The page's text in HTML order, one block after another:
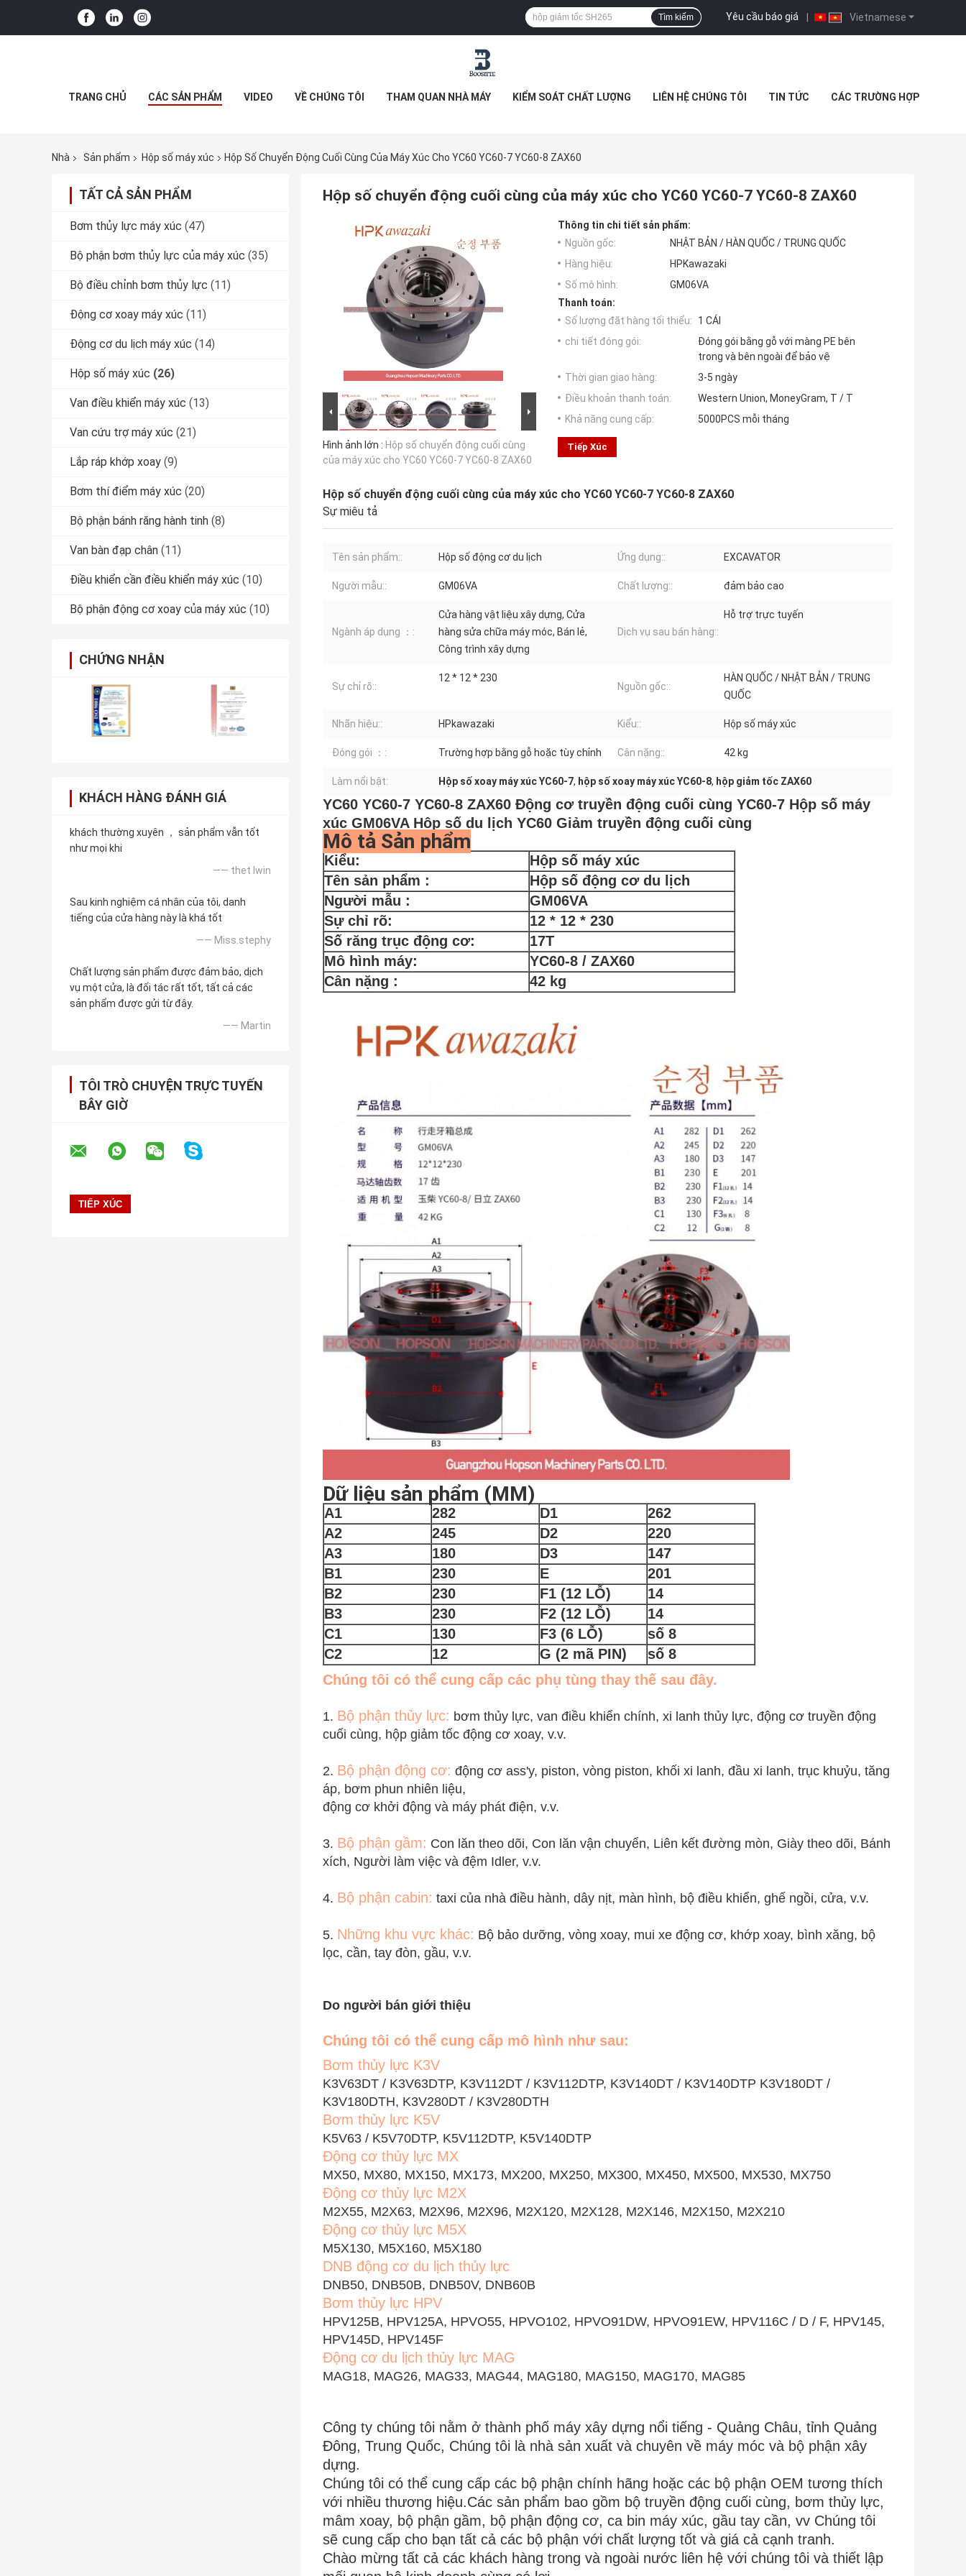
Vietnamese
Yêu cầu báo giá |
Tìm kiếm
TRANG CHỦ CÁC SẢN PHẨM VIDEO VỀ CHÚNG TÔI THAM QUAN NHÀ MÁY KIỂM SOÁT CHẤT LƯỢNG LIÊN HỆ CHÚNG TÔI TIN TỨC CÁC TRƯỜNG HỢP
Nhà Sản phẩm Hộp số máy xúc Hộp Số Chuyển Động Cuối Cùng Của Máy Xúc Cho YC60 YC60-7 YC60-8 ZAX60
TẤT CẢ SẢN PHẨM
Bơm thủy lực máy xúc (47)
Bộ phận bơm thủy lực của máy xúc (35)
Bộ điều chỉnh bơm thủy lực (11)
Động cơ xoay máy xúc (11)
Động cơ du lịch máy xúc (14)
Hộp số máy xúc (26)
Van điều khiển máy xúc (13)
Van cứu trợ máy xúc (21)
Lắp ráp khớp xoay (9)
Bơm thí điểm máy xúc (20)
Bộ phận bánh răng hành tinh (8)
Van bàn đạp chân (11)
Điều khiển cần điều khiển máy xúc (10)
Bộ phận động cơ xoay của máy xúc (10)
CHỨNG NHẬN
KHÁCH HÀNG ĐÁNH GIÁ
khách thường xuyên ， sản phẩm vẫn tốt
như mọi khi
—— thet lwin
Sau kinh nghiệm cá nhân của tôi, danh
tiếng của cửa hàng này là khá tốt
—— Miss.stephy
Chất lượng sản phẩm được đảm bảo, dịch
vụ một cửa, là đối tác rất tốt, tất cả các
sản phẩm được gửi từ đây.
—— Martin
TÔI TRÒ CHUYỆN TRỰC TUYẾN
BÂY GIỜ
Hộp số chuyển động cuối cùng của máy xúc cho YC60 YC60-7 YC60-8 ZAX60
Hình ảnh lớn : Hộp số chuyển động cuối cùng
của máy xúc cho YC60 YC60-7 YC60-8 ZAX60
Thông tin chi tiết sản phẩm:
Nguồn gốc:
NHẬT BẢN / HÀN QUỐC / TRUNG QUỐC
Hàng hiệu:
HPKawazaki
Số mô hình:
GM06VA
Thanh toán:
Số lượng đặt hàng tối thiểu:
1 CÁI
chi tiết đóng gói:
Đóng gói bằng gỗ với màng PE bên
trong và bên ngoài để bảo vệ
Thời gian giao hàng:
3-5 ngày
Điều khoản thanh toán:
Western Union, MoneyGram, T / T
Khả năng cung cấp:
5000PCS mỗi tháng
Tiếp Xúc
Hộp số chuyển động cuối cùng của máy xúc cho YC60 YC60-7 YC60-8 ZAX60
Sự miêu tả
Tên sản phẩm:: Hộp số động cơ du lịch Ứng dụng:: EXCAVATOR
Người mẫu:: GM06VA Chất lượng:: đảm bảo cao
Ngành áp dụng ：:
Cửa hàng vật liệu xây dựng, Cửa
hàng sửa chữa máy móc, Bán lẻ,
Công trình xây dựng
Dịch vụ sau bán hàng::
Hỗ trợ trực tuyến
Sự chỉ rõ::
12 * 12 * 230
Nguồn gốc::
HÀN QUỐC / NHẬT BẢN / TRUNG
QUỐC
Nhãn hiệu:: HPkawazaki Kiểu:: Hộp số máy xúc
Đóng gói ：: Trường hợp bằng gỗ hoặc tùy chỉnh Cân nặng:: 42 kg
Làm nổi bật: Hộp số xoay máy xúc YC60-7, hộp số xoay máy xúc YC60-8, hộp giảm tốc ZAX60
YC60 YC60-7 YC60-8 ZAX60 Động cơ truyền động cuối cùng YC60-7 Hộp số máy
xúc GM06VA Hộp số du lịch YC60 Giảm truyền động cuối cùng
Mô tả Sản phẩm
Kiểu:
Hộp số máy xúc
Tên sản phẩm :
Hộp số động cơ du lịch
Người mẫu :
GM06VA
Sự chỉ rõ:
12 * 12 * 230
Số răng trục động cơ:
17T
Mô hình máy:
YC60-8 / ZAX60
Cân nặng :
42 kg
Dữ liệu sản phẩm (MM)
A1 282 D1
262
A2
245 D2
220
A3
180 D3
147
B1
230 E
201
B2
230 F1 (12 LỖ)
14
B3
230 F2 (12 LỖ)
14
C1
130 F3 (6 LỖ)
số 8
C2
12 G (2 mã PIN)
số 8
Chúng tôi có thể cung cấp các phụ tùng thay thế sau đây.
1. Bộ phận thủy lực: bơm thủy lực, van điều khiển chính, xi lanh thủy lực, động cơ truyền động
cuối cùng, hộp giảm tốc động cơ xoay, v.v.
2. Bộ phận động cơ: động cơ ass'y, piston, vòng piston, khối xi lanh, đầu xi lanh, trục khuỷu, tăng
áp, bơm phun nhiên liệu,
động cơ khởi động và máy phát điện, v.v.
3. Bộ phận gầm: Con lăn theo dõi, Con lăn vận chuyển, Liên kết đường mòn, Giày theo dõi, Bánh
xích, Người làm việc và đệm Idler, v.v.
4. Bộ phận cabin: taxi của nhà điều hành, dây nịt, màn hình, bộ điều khiển, ghế ngồi, cửa, v.v.
5. Những khu vực khác: Bộ bảo dưỡng, vòng xoay, mui xe động cơ, khớp xoay, bình xăng, bộ
lọc, cần, tay đòn, gầu, v.v.
Do người bán giới thiệu
Chúng tôi có thể cung cấp mô hình như sau:
Bơm thủy lực K3V
K3V63DT / K3V63DTP, K3V112DT / K3V112DTP, K3V140DT / K3V140DTP K3V180DT /
K3V180DTH, K3V280DT / K3V280DTH
Bơm thủy lực K5V
K5V63 / K5V70DTP, K5V112DTP, K5V140DTP
Động cơ thủy lực MX
MX50, MX80, MX150, MX173, MX200, MX250, MX300, MX450, MX500, MX530, MX750
Động cơ thủy lực M2X
M2X55, M2X63, M2X96, M2X96, M2X120, M2X128, M2X146, M2X150, M2X210
Động cơ thủy lực M5X
M5X130, M5X160, M5X180
DNB động cơ du lịch thủy lực
DNB50, DNB50B, DNB50V, DNB60B
Bơm thủy lực HPV
HPV125B, HPV125A, HPVO55, HPVO102, HPVO91DW, HPVO91EW, HPV116C / D / F, HPV145,
HPV145D, HPV145F
Động cơ du lịch thủy lực MAG
MAG18, MAG26, MAG33, MAG44, MAG180, MAG150, MAG170, MAG85
Công ty chúng tôi nằm ở thành phố máy xây dựng nổi tiếng - Quảng Châu, tỉnh Quảng
Đông, Trung Quốc, Chúng tôi là nhà sản xuất và chuyên về máy móc và bộ phận xây
dựng.
Chúng tôi có thể cung cấp các bộ phận chính hãng hoặc các bộ phận OEM tương thích
với nhiều thương hiệu.Các sản phẩm bao gồm bộ truyền động cuối cùng, bơm thủy lực,
mâm xoay, bộ phận gầm, bộ phận động cơ, ca bin máy xúc, gầu tay cần, vv Chúng tôi
sẽ cung cấp cho bạn tất cả các bộ phận với chất lượng tốt và giá cả cạnh tranh.
Chào mừng tất cả các khách hàng trong và ngoài nước liên hệ với chúng tôi và thiết lập